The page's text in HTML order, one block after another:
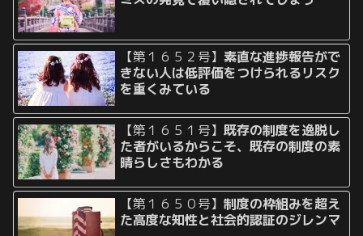
【第１６５２号】素直な進捗報告がで
きない人は低評価をつけられるリスク
を重くみている
【第１６５１号】既存の制度を逸脱し
た者がいるからこそ、既存の制度の素
晴らしさもわかる
【第１６５０号】制度の枠組みを超え
た高度な知性と社会的認証のジレンマ